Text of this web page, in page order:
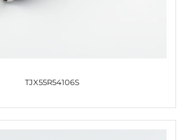
TJX55R54106S